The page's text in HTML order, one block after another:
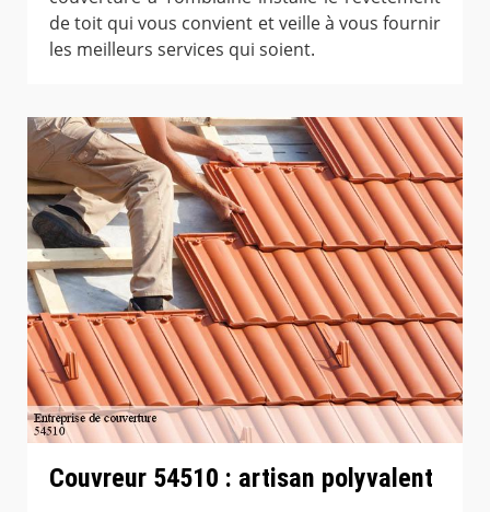
de toit qui vous convient et veille à vous fournir
les meilleurs services qui soient.
Couvreur 54510 : artisan polyvalent